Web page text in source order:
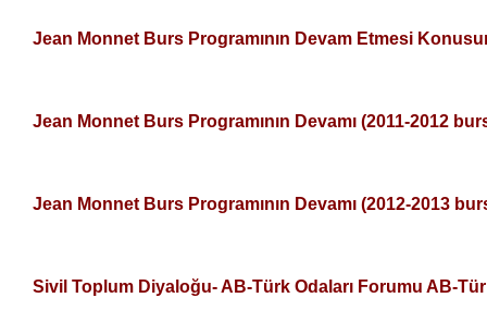
Jean Monnet Burs Programının Devam Etmesi
Jean Monnet Burs Programının Devamı (2011-2012
Jean Monnet Burs Programının Devamı (2012-2013
Sivil Toplum Diyaloğu- AB-Türk Odaları Forumu AB-